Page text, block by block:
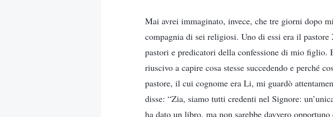
Mai avrei immaginato, invece, che tre giorni dopo
compagnia di sei religiosi. Uno di essi era il
pastori e predicatori della confessione di mio figlio.
riuscivo a capire cosa stesse succedendo e perché
pastore, il cui cognome era Li, mi guardò
disse: “Zia, siamo tutti credenti nel Signore:
ha dato un libro, ma non sarebbe davvero